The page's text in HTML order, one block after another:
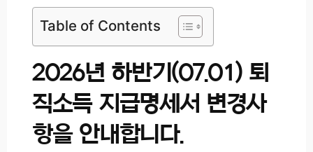
Table of Contents
2026년 하반기(07.01) 퇴
직소득 지급명세서 변경사
항을 안내합니다.